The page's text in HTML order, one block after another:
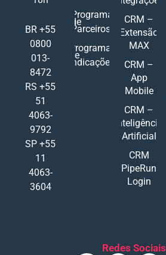
BR +55
0800
013-
8472
RS +55
51
4063-
9792
SP +55
11
4063-
3604
Programa
de
Parceiros
Programa
de
Indicações
CRM –
Extensão
MAX
CRM –
App
Mobile
CRM –
Inteligência
Artificial
CRM
PipeRun
Login
Redes Sociais